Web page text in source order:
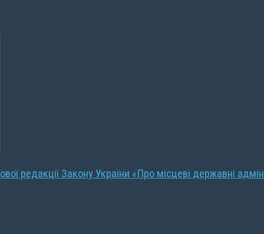
редакції Закону України «Про місцеві державні